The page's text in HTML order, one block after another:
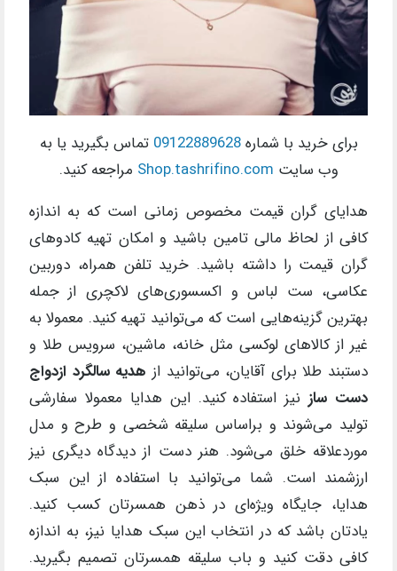
برای خرید با شماره09122889628 تماس بگیرید یا به
وب سایت Shop.tashrifino.com مراجعه کنید.
هدایای گران قیمت مخصوص زمانی است که به اندازه
کافی از لحاظ مالی تامین باشید و امکان تهیه کادوهای
گران قیمت را داشته باشید. خرید تلفن همراه، دوربین
عکاسی، ست لباس و اکسسوری‌های لاکچری از جمله
بهترین گزینه‌هایی است که می‌توانید تهیه کنید. معمولا به
غیر از کالاهای لوکسی مثل خانه، ماشین، سرویس طلا و
دستبند طلا برای آقایان، می‌توانید از هدیه سالگرد ازدواج
دست سازنیز استفاده کنید. این هدایا معمولا سفارشی
تولید می‌شوند و براساس سلیقه شخصی و طرح و مدل
موردعلاقه خلق می‌شود. هنر دست از دیدگاه دیگری نیز
ارزشمند است. شما می‌توانید با استفاده از این سبک
هدایا، جایگاه ویژه‌ای در ذهن همسرتان کسب کنید.
یادتان باشد که در انتخاب این سبک هدایا نیز، به اندازه
کافی دقت کنید و باب سلیقه همسرتان تصمیم بگیرید.